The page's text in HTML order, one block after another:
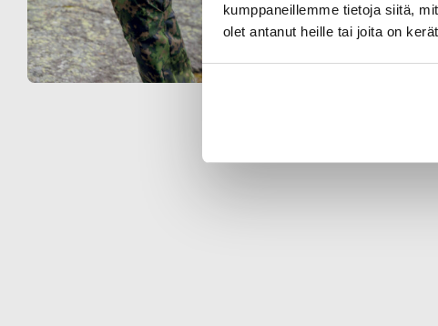
kumppaneillemme tietoja siitä,
olet antanut heille tai joita on